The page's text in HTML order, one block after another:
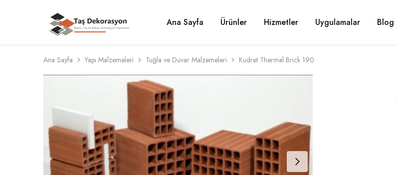
Taş
Dekorasyon
Beton,
Taş
Bahçe
Dekorasyon
Çözümleri
Ana Sayfa Ürünler Hizmetler Uygulamalar Blog
Ana Sayfa Yapı Malzemeleri Tuğla ve Duvar Malzemeleri Kudret Thermal Brick 190